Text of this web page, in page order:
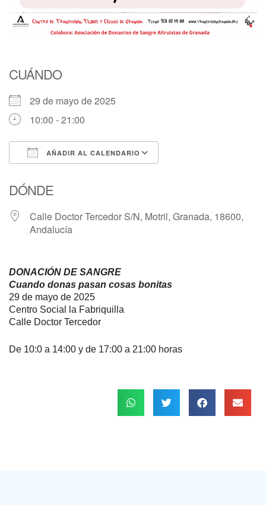
CUÁNDO
29 de mayo de 2025
10:00 - 21:00
AÑADIR AL CALENDARIO
DÓNDE
Calle Doctor Tercedor S/N, Motril, Granada, 18600,
Andalucía
DONACIÓN DE SANGRE
Cuando donas pasan cosas bonitas
29 de mayo de 2025
Centro Social la Fabriquilla
Calle Doctor Tercedor
De 10:0 a 14:00 y de 17:00 a 21:00 horas